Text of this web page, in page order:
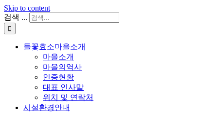
Skip to content
검색 ...
들꽃효소마을소개
마을소개
마을의역사
인증현황
대표 인사말
위치 및 연락처
시설환경안내